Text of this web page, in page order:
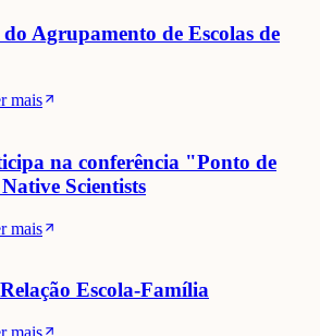
Agrupamento de Escolas de
mais
na conferência "Ponto de
Scientists
mais
Escola-Família
mais